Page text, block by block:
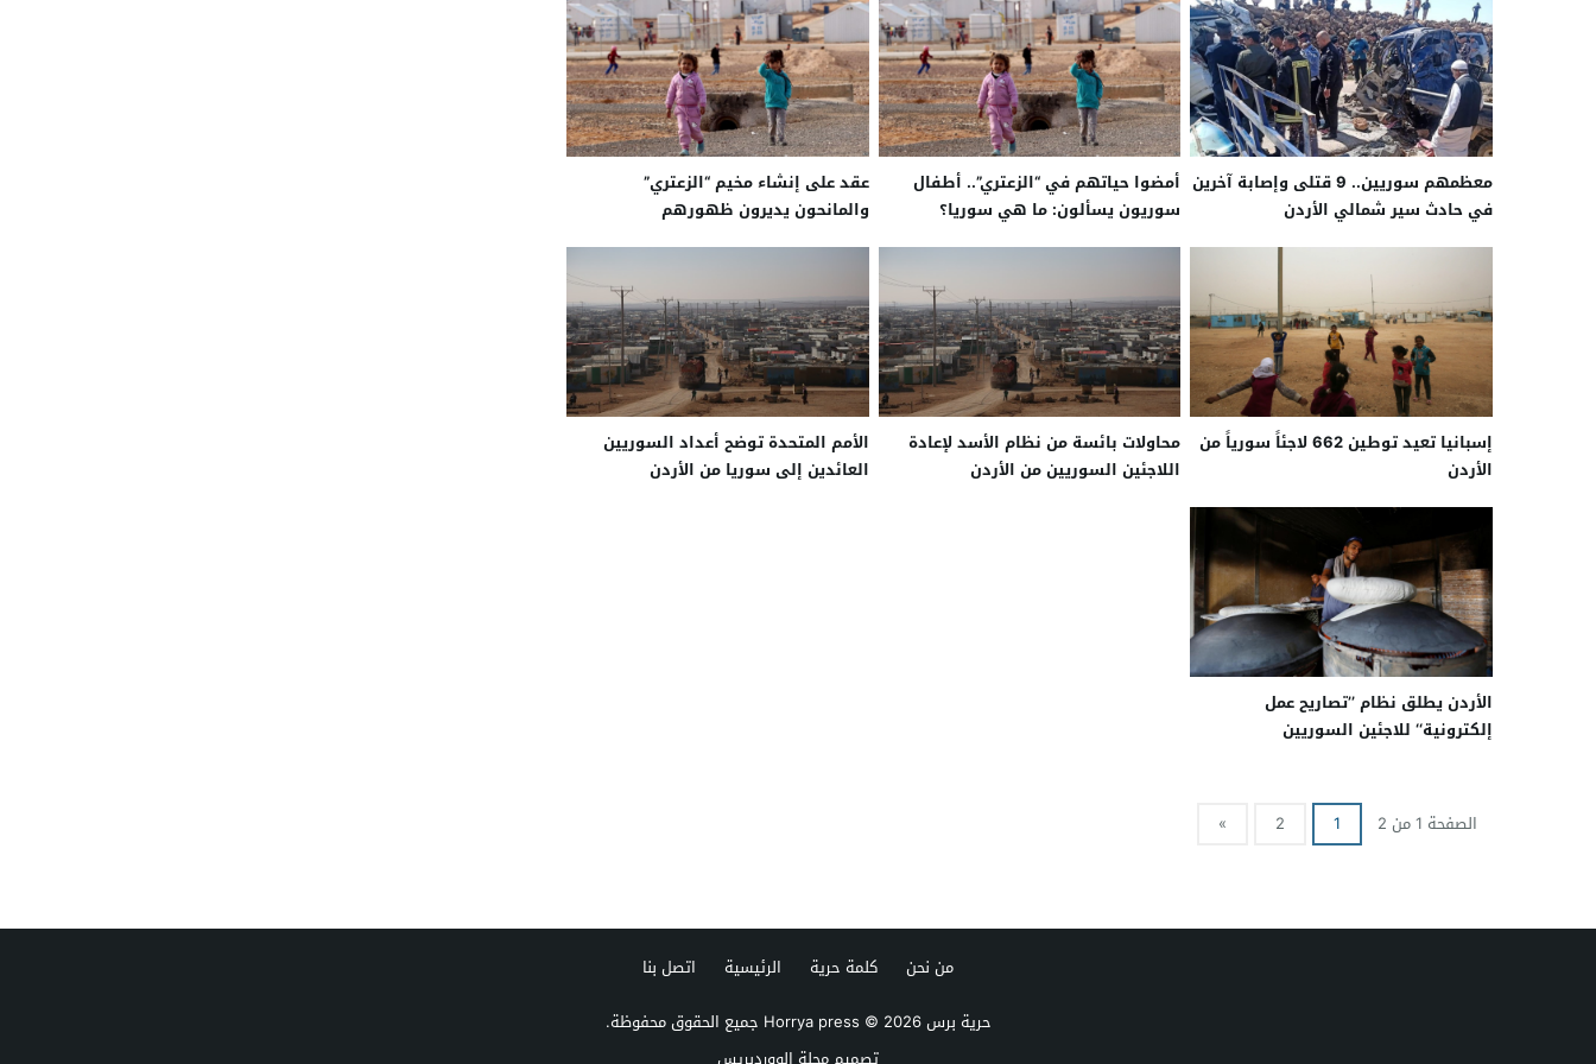
معظمهم سوريين.. 9 قتلى وإصابة آخرين
في حادث سير شمالي الأردن
أمضوا حياتهم في “الزعتري”.. أطفال
سوريون يسألون: ما هي سوريا؟
عقد على إنشاء مخيم “الزعتري”
والمانحون يديرون ظهورهم
إسبانيا تعيد توطين 662 لاجئاً سورياً من
الأردن
محاولات بائسة من نظام الأسد لإعادة
اللاجئين السوريين من الأردن
الأمم المتحدة توضح أعداد السوريين
العائدين إلى سوريا من الأردن
الأردن يطلق نظام ’’تصاريح عمل
إلكترونية‘‘ للاجئين السوريين
الصفحة 1 من 2 1
2
»
من نحن كلمة حرية الرئيسية
اتصل بنا
حرية برس Horrya press© 2026 جميع الحقوق محفوظة.